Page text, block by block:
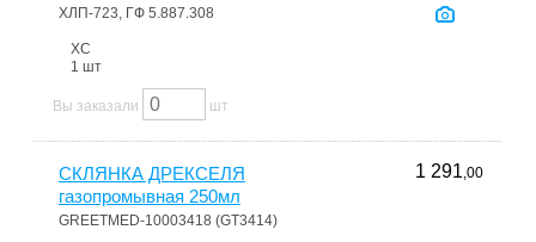
ХЛП-723, ГФ 5.887.308
ХС
1 шт
Вы заказали шт
СКЛЯНКА ДРЕКСЕЛЯ
газопромывная 250мл
GREETMED-10003418 (GT3414)
1 291,00